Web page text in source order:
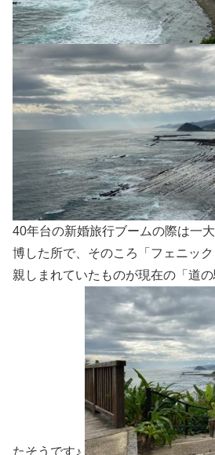
40年台の新婚旅行ブームの際は一
博した所で、そのころ「フェニッ
親しまれていたものが現在の「道
たそうです♪